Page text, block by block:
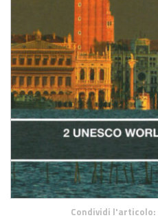
Condividi l'articolo: